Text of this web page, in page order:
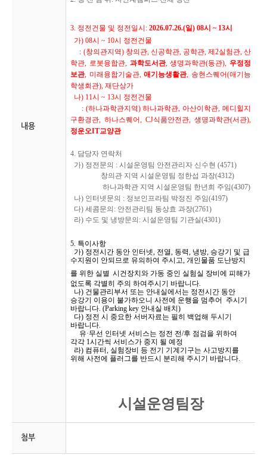
내용
3. 정전건물 및 정전일시 : 2026.07.26.(일) 08시 ~ 13시
가) 08시 ~ 10시 정전건물
: (창의관지역) 창의관, 신공학관, 공학관, 제 2실험관,산
학관, 로봇융합관, 과학도서관,생명과학관(동관), 우정정
보관, 미래융합기술관,애기능생활관, 송현스퀘어(애기능
학생회관), 재단상가
나) 11시 ~ 13시 정전건물
: (하나과학관지역)하나과학관, 아산이학관,메디힐지
구환경관, 하나스퀘어, CJ식품안전관, 생명과학관(서관),
정운오IT교양관
4. 담당자 연락처
가) 정전문의 : 시설운영팀 안전관리자 신수현 (4571)
창의관 지역 시설운영팀 정한섭 과장(4312)
하나과학관 지역 시설운영팀 한년희 주임(4307)
나) 인터넷문의 : 정보인프라팀 박정진 주임(4197)
다) 세콤문의 : 안전관리팀 동상효 과장(2761)
라) 수도 및 냉방문의 : 시설운영팀 기관실 (4301)
5. 특이사항
가) 정전시간 동안 인터넷, 전열, 동력, 냉방, 승강기 및 급
수지원이 안되므로 유의하여 주시고, 개인물품 도난방지
를 위한 실별 시건장치와 가동 중인 실험실 장비에 피해가
없도록 각별히 주의 하여주시기 바랍니다.
나) 건물관리부서 또는 안내실에서는 정전시간 동안
승강기 이용이 불가하오니 사전에 운행을 멈추어
주시기
바랍니다. (Parking key 안내실 배치 )
다) 정전 시 중요한 서버자료는 필히 백업해 두시기
바랍니다.
유·무선 인터넷 서비스는 정전 전/후 점검을 위하여
각각 1시간씩 서비스가 중지 될 예정
라) 컴퓨터, 실험장비 등 전기 기계기구는 사고방지를
위해 사전에 플러그를 반드시 분리해 주시기 바랍니다.
시설운영팀장
첨부